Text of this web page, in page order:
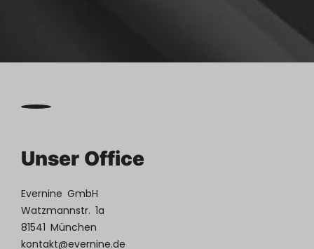
Unser Office
Evernine GmbH
Watzmannstr. 1a
81541 München
kontakt@evernine.de